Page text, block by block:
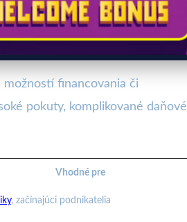
možností financovania či
pokuty, komplikované daňové
Vhodné pre
, začínajúci podnikatelia